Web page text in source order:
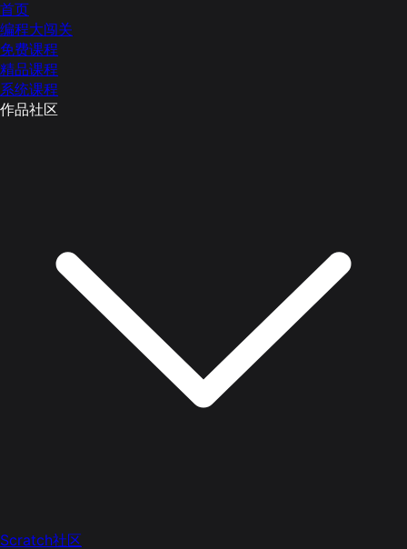
首页
编程大闯关
免费课程
精品课程
系统课程
作品社区
Scratch社区